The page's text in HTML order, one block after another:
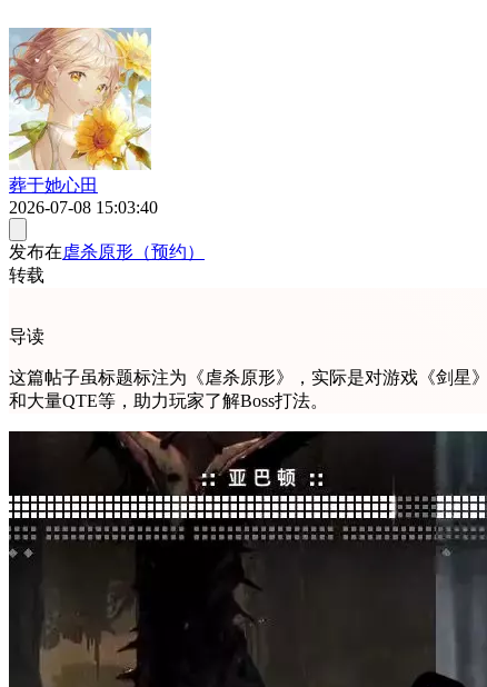
葬于她心田
2026-07-08 15:03:40
发布在虐杀原形（预约）
转载
导读
这篇帖子虽标题标注为《虐杀原形》，实际是对游戏《剑星
和大量QTE等，助力玩家了解Boss打法。